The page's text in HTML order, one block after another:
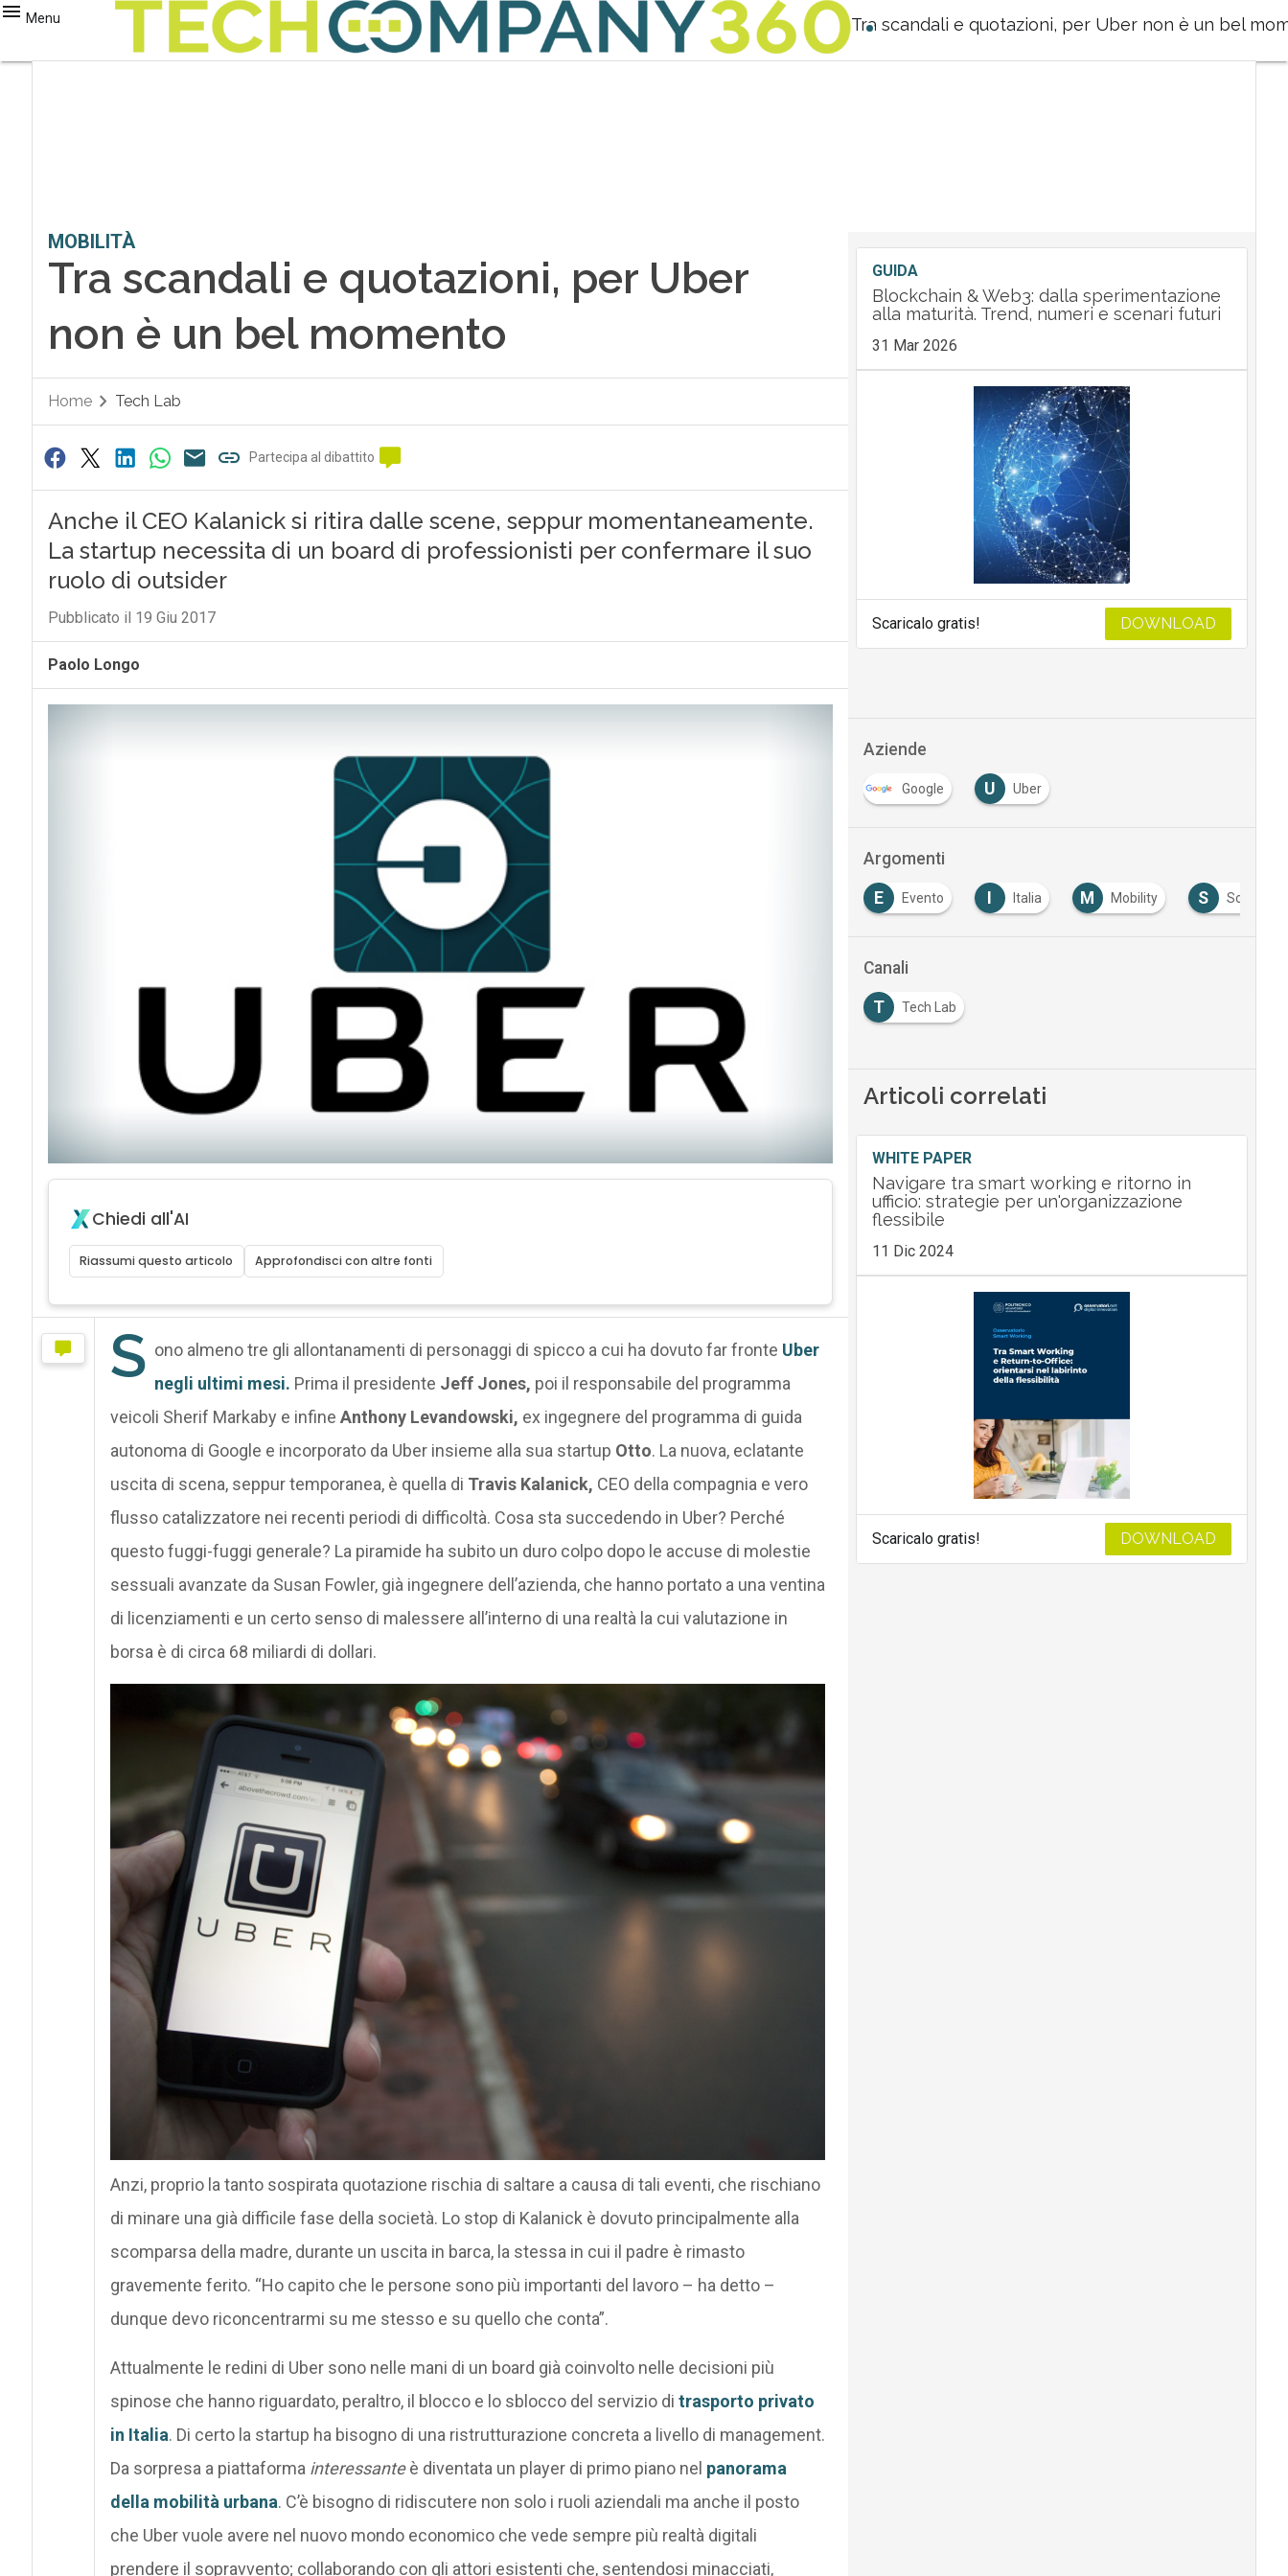
Menu Tra scandali e quotazioni, per Uber non è un bel
MOBILITÀ
Tra scandali e quotazioni, per Uber
non è un bel momento
Home Tech Lab
Partecipa al dibattito
Anche il CEO Kalanick si ritira dalle scene, seppur momentaneamente.
La startup necessita di un board di professionisti per confermare il suo
ruolo di outsider
Pubblicato il 19 Giu 2017
Paolo Longo
Chiedi all'AI
Riassumi questo articolo Approfondisci con altre fonti
S ono almeno tre gli allontanamenti di personaggi di spicco a cui ha dovuto far fronte Uber
negli ultimi mesi. Prima il presidente Jeff Jones, poi il responsabile del programma
veicoli Sherif Markaby e infine Anthony Levandowski, ex ingegnere del programma di guida
autonoma di Google e incorporato da Uber insieme alla sua startup Otto. La nuova, eclatante
uscita di scena, seppur temporanea, è quella di Travis Kalanick, CEO della compagnia e vero
flusso catalizzatore nei recenti periodi di difficoltà. Cosa sta succedendo in Uber? Perché
questo fuggi-fuggi generale? La piramide ha subito un duro colpo dopo le accuse di molestie
sessuali avanzate da Susan Fowler, già ingegnere dell’azienda, che hanno portato a una ventina
di licenziamenti e un certo senso di malessere all’interno di una realtà la cui valutazione in
borsa è di circa 68 miliardi di dollari.
Anzi, proprio la tanto sospirata quotazione rischia di saltare a causa di tali eventi, che rischiano
di minare una già difficile fase della società. Lo stop di Kalanick è dovuto principalmente alla
scomparsa della madre, durante un uscita in barca, la stessa in cui il padre è rimasto
gravemente ferito. “Ho capito che le persone sono più importanti del lavoro – ha detto –
dunque devo riconcentrarmi su me stesso e su quello che conta”.
Attualmente le redini di Uber sono nelle mani di un board già coinvolto nelle decisioni più
spinose che hanno riguardato, peraltro, il blocco e lo sblocco del servizio di trasporto privato
in Italia. Di certo la startup ha bisogno di una ristrutturazione concreta a livello di management.
Da sorpresa a piattaforma interessanteè diventata un player di primo piano nel panorama
della mobilità urbana. C’è bisogno di ridiscutere non solo i ruoli aziendali ma anche il posto
che Uber vuole avere nel nuovo mondo economico che vede sempre più realtà digitali
prendere il sopravvento; collaborando con gli attori esistenti che, sentendosi minacciati,
GUIDA
Blockchain & Web3: dalla sperimentazione
alla maturità. Trend, numeri e scenari futuri
31 Mar 2026
Scaricalo gratis! DOWNLOAD
Aziende
Google U Uber
Argomenti
E Evento I Italia M Mobility S Software
Canali
T Tech Lab
Articoli correlati
WHITE PAPER
Navigare tra smart working e ritorno in
ufficio: strategie per un'organizzazione
flessibile
11 Dic 2024
Scaricalo gratis! DOWNLOAD